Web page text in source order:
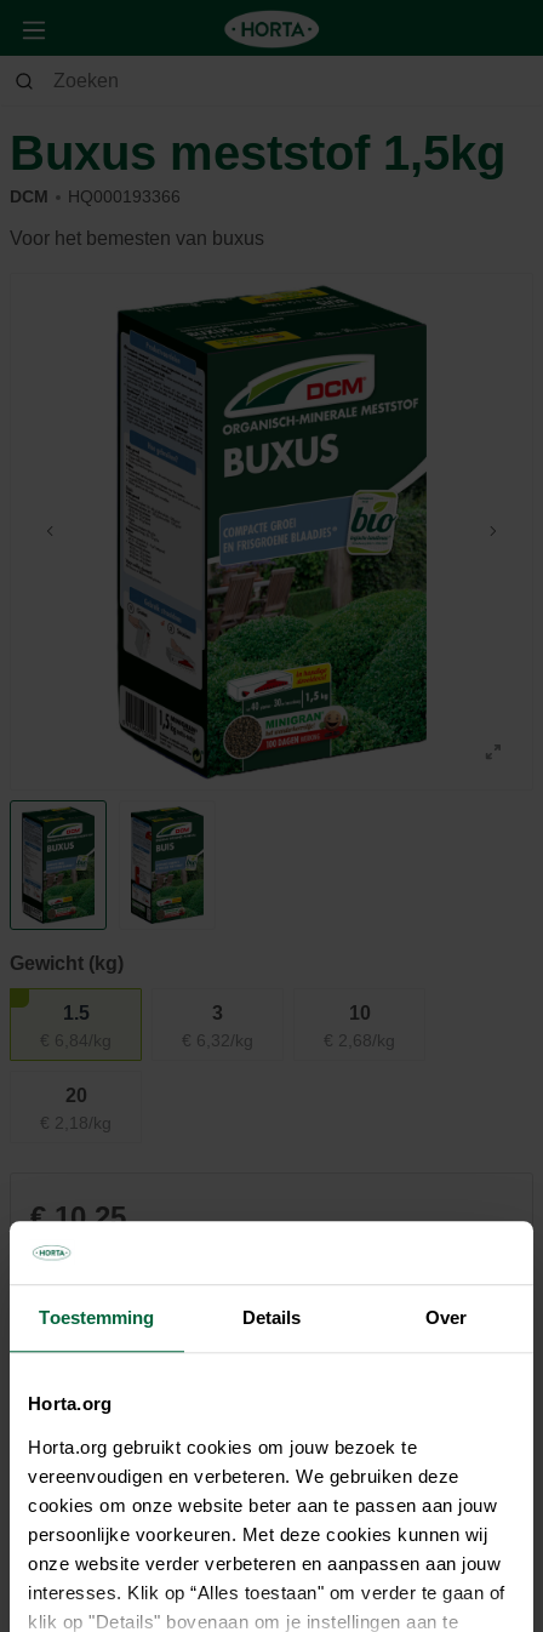
Toestemming Details Over
Horta.org
Horta.org gebruikt cookies om jouw bezoek te
vereenvoudigen en verbeteren. We gebruiken deze
cookies om onze website beter aan te passen aan jouw
persoonlijke voorkeuren. Met deze cookies kunnen wij
onze website verder verbeteren en aanpassen aan jouw
interesses. Klik op “Alles toestaan" om verder te gaan of
klik op "Details" bovenaan om je instellingen aan te
Tuin Siertuin
Buxus meststof 1,5kg
DCM HQ000193366
Voor het bemesten van buxus
Gewicht (kg)
1.5
€ 6,84/kg
3
€ 6,32/kg
10
€ 2,68/kg
20
€ 2,18/kg
€ 10,25
Beschrijving
Meststof samengesteld uit zowel snelwerkende als
langwerkende organische grondstoffen voor een compacte,
volgehouden groei. Verrijkt met magnesium voor frisgroene,
gezonde blaadjes. Voor het voeden van buxus in volle grond
of in pot. Dankzij de toegevoegde kalk is deze meststof ook